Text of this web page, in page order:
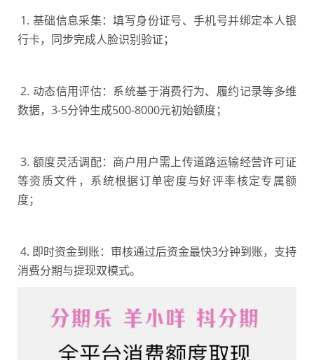
1. 基础信息采集：填写身份证号、手机号并绑定本人银
行卡，同步完成人脸识别验证；
2. 动态信用评估：系统基于消费行为、履约记录等多维
数据，3-5分钟生成500-8000元初始额度；
3. 额度灵活调配：商户用户需上传道路运输经营许可证
等资质文件，系统根据订单密度与好评率核定专属额
度；
4. 即时资金到账：审核通过后资金最快3分钟到账，支持
消费分期与提现双模式。